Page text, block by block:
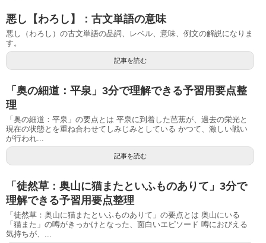
悪し【わろし】：古文単語の意味
悪し（わろし）の古文単語の品詞、レベル、意味、例文の解説になりま
す。
記事を読む
「奥の細道：平泉」3分で理解できる予習用要点整
理
「奥の細道：平泉」の要点とは 平泉に到着した芭蕉が、過去の栄光と
現在の状態とを重ね合わせてしみじみとしている かつて、激しい戦い
が行われ...
記事を読む
「徒然草：奥山に猫またといふものありて」3分で
理解できる予習用要点整理
「徒然草：奥山に猫またといふものありて」の要点とは 奥山にいる
「猫また」の噂がきっかけとなった、面白いエピソード 噂におびえる
気持ちが、...